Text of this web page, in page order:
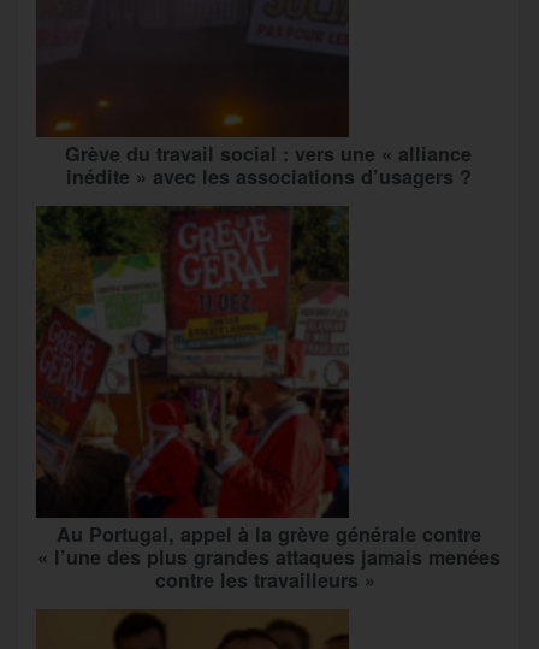
Grève du travail social : vers une « alliance
inédite » avec les associations d’usagers ?
Au Portugal, appel à la grève générale contre
« l’une des plus grandes attaques jamais menées
contre les travailleurs »